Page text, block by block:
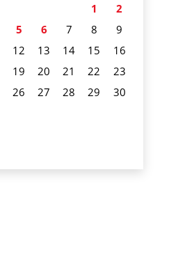
1
2
5 6 7 8
9
12 13 14 15
16
19 20 21 22
23
26 27 28 29
30